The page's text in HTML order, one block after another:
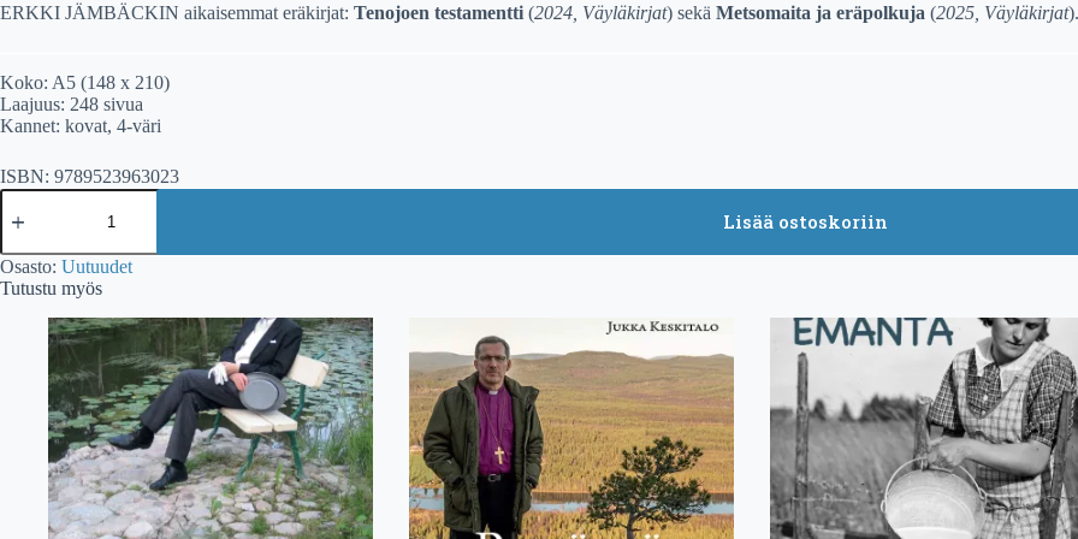
ERKKI JÄMBÄCKIN aikaisemmat eräkirjat: Tenojoen testamentti (2024, Väyläkirjat) sekä Metsomaita ja eräpolkuja (2025, Väyläkirjat).
Koko: A5 (148 x 210)
Laajuus: 248 sivua
Kannet: kovat, 4-väri
ISBN: 9789523963023
Erkki
Jämbäck:
ja
hopeakylkiä
määrä
Lisää ostoskoriin
Osasto: Uutuudet
Tutustu myös